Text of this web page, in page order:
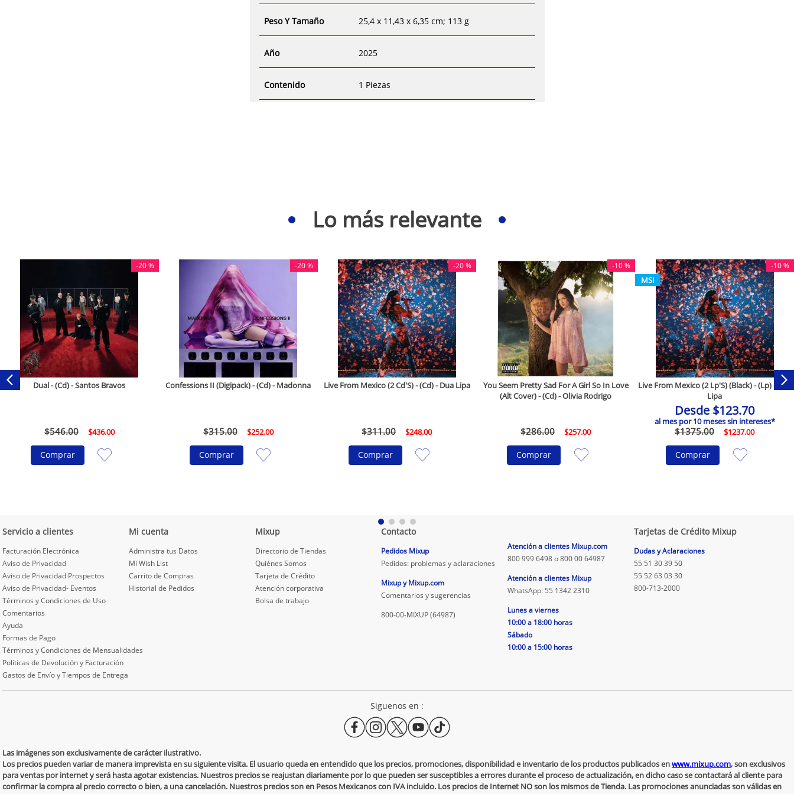
Peso Y Tamaño ‎25,4 x 11,43 x 6,35 cm; 113 g
Año 2025
Contenido 1 Piezas
Lo más relevante
-20 %
Dual - (Cd) - Santos Bravos
$546.00 $436.00
Comprar
-20 %
Confessions II (Digipack) - (Cd) - Madonna
$315.00 $252.00
Comprar
-20 %
Live From Mexico (2 Cd'S) - (Cd) - Dua Lipa
$311.00 $248.00
Comprar
-10 %
You Seem Pretty Sad For A Girl So In Love
(Alt Cover) - (Cd) - Olivia Rodrigo
$286.00 $257.00
Comprar
MSI
-10 %
Live From Mexico (2 Lp'S) (Black) - (Lp) - Dua
Lipa
Desde $123.70
al mes por10meses sin intereses*
$1375.00 $1237.00
Comprar
Servicio a clientes
Facturación Electrónica
Aviso de Privacidad
Aviso de Privacidad Prospectos
Aviso de Privacidad- Eventos
Términos y Condiciones de Uso
Comentarios
Ayuda
Formas de Pago
Términos y Condiciones de Mensualidades
Políticas de Devolución y Facturación
Gastos de Envío y Tiempos de Entrega
Mi cuenta
Administra tus Datos
Mi Wish List
Carrito de Compras
Historial de Pedidos
Mixup
Directorio de Tiendas
Quiénes Somos
Tarjeta de Crédito
Atención corporativa
Bolsa de trabajo
Contacto
Pedidos Mixup
Pedidos: problemas y aclaraciones
Mixup y Mixup.com
Comentarios y sugerencias
800-00-MIXUP (64987)
Atención a clientes Mixup.com
800 999 6498 o 800 00 64987
Atención a clientes Mixup
WhatsApp: 55 1342 2310
Lunes a viernes
10:00 a 18:00 horas
Sábado
10:00 a 15:00 horas
Tarjetas de Crédito Mixup
Dudas y Aclaraciones
55 51 30 39 50
55 52 63 03 30
800-713-2000
Siguenos en :
Las imágenes son exclusivamente de carácter ilustrativo.
Los precios pueden variar de manera imprevista en su siguiente visita. El usuario queda en entendido que los precios, promociones, disponibilidad e inventario de los productos publicados enwww.mixup.com, son exclusivos
para ventas por internet y será hasta agotar existencias. Nuestros precios se reajustan diariamente por lo que pueden ser susceptibles a errores durante el proceso de actualización, en dicho caso se contactará al cliente para
confirmar la compra al precio correcto o bien, a una cancelación. Nuestros precios son en Pesos Mexicanos con IVA incluido. Los precios de Internet NO son los mismos de Tienda. Las promociones anunciadas son válidas en